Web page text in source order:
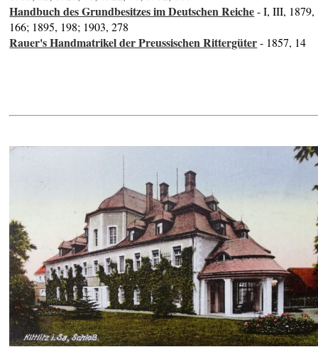
Handbuch des Grundbesitzes im Deutschen Reiche- I, III, 1879,
166; 1895, 198; 1903, 278
Rauer's Handmatrikel der Preussischen Rittergüter- 1857, 14